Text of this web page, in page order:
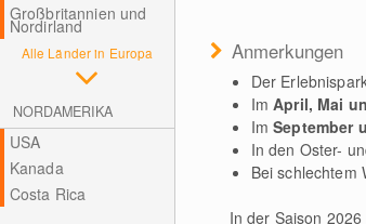
Großbritannien und
Nordirland
Alle Länder in Europa
NORDAMERIKA
USA
Kanada
Costa Rica
Anmerkungen
Der
ImApril, Mai
ImSeptember
In den Oster-
Bei schlechtem
In der Saison